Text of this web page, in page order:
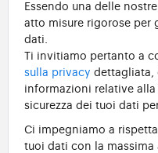
Essendo una delle
atto misure rigorose per
dati.
Ti invitiamo pertanto a
sulla privacy dettagliata,
informazioni relative
sicurezza dei tuoi dati
Ci impegniamo a
tuoi dati con la massima